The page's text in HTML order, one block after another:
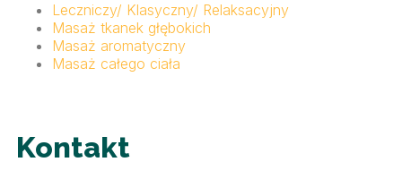
Leczniczy/ Klasyczny/ Relaksacyjny
Masaż tkanek głębokich
Masaż aromatyczny
Masaż całego ciała
Kontakt